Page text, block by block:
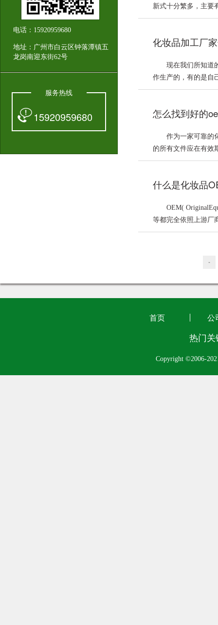
电话：15920959680
地址：广州市白云区钟落潭镇五
龙岗南迎东街62号
服务热线
15920959680
新式十分繁多，主要
化妆品加工厂
现在我们所知道
作生产的，有的是自
怎么找到好的
作为一家可靠的
的所有文件应在有效
什么是化妆品
OEM(
等都完全依照上游厂
«
首页 公
热门
Copyright ©2006-